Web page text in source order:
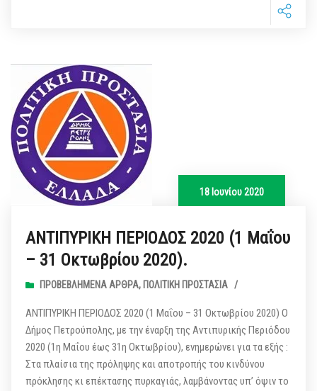
18 Ιουνίου 2020
ΑΝΤΙΠΥΡΙΚΗ ΠΕΡΙΟΔΟΣ 2020 (1 Μαΐου
– 31 Οκτωβρίου 2020).
ΠΡΟΒΕΒΛΗΜΈΝΑ ΆΡΘΡΑ, ΠΟΛΙΤΙΚΉ ΠΡΟΣΤΑΣΊΑ /
ΑΝΤΙΠΥΡΙΚΗ ΠΕΡΙΟΔΟΣ 2020 (1 Μαΐου – 31 Οκτωβρίου 2020) Ο
Δήμος Πετρούπολης, με την έναρξη της Αντιπυρικής Περιόδου
2020 (1η Μαΐου έως 31η Οκτωβρίου), ενημερώνει για τα εξής :
Στα πλαίσια της πρόληψης και αποτροπής του κινδύνου
πρόκλησης κι επέκτασης πυρκαγιάς, λαμβάνοντας υπ’ όψιν το